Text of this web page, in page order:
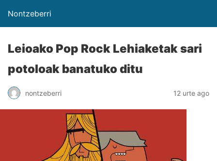
Nontzeberri
Leioako Pop Rock Lehiaketak sari
potoloak banatuko ditu
nontzeberri 12 urte ago